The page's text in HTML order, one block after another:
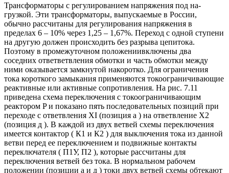
Трансформаторы с регулированием напряжения под на-
грузкой. Эти трансформаторы, выпускаемые в России,
обычно рассчитаны для регулирования напряжения в
пределах 6 – 10% через 1,25 – 1,67%. Переход с одной ступени
на другую должен происходить без разрыва цепитока.
Поэтому в промежуточном положениивключены два
соседних ответветвления обмотки и часть обмотки между
ними оказывается замкнутой накоротко. Для ограничения
тока короткого замыкания применяются токоограничивающие
реактивные или активные сопротивления. На рис. 7.11
приведена схема переключения с токоограничивающим
реактором P и показано пять последовательных позиций при
переходе с ответвления XI (позиция a ) на ответвление Х2
(позиция д ). В каждой из двух ветвей схемы переключения
имеется контактор ( К1 и К2 ) для выключения тока из данной
ветви перед ее переключением и подвижные контакты
переключателя ( П1У, П2 ), которые рассчитаны для
переключения ветвей без тока. В нормальном рабочем
положении (позиции a и д ) токи двух ветвей схемы обтекают